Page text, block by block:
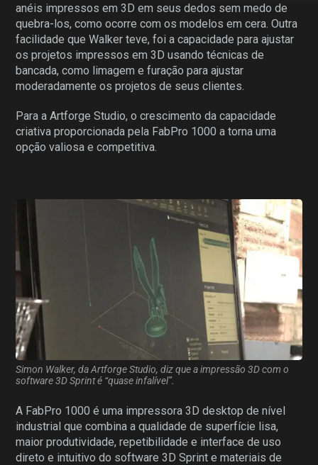
anéis impressos em 3D em seus dedos sem medo de
quebra-los, como ocorre com os modelos em cera. Outra
facilidade que Walker teve, foi a capacidade para ajustar
os projetos impressos em 3D usando técnicas de
bancada, como limagem e furação para ajustar
moderadamente os projetos de seus clientes.
Para a Artforge Studio, o crescimento da capacidade
criativa proporcionada pela FabPro 1000 a torna uma
opção valiosa e competitiva.
Simon Walker, da Artforge Studio, diz que a impressão 3D com o
software 3D Sprint é “quase infalível”.
A FabPro 1000 é uma impressora 3D desktop de nível
industrial que combina a qualidade de superfície lisa,
maior produtividade, repetibilidade e interface de uso
direto e intuitivo do software 3D Sprint e materiais de